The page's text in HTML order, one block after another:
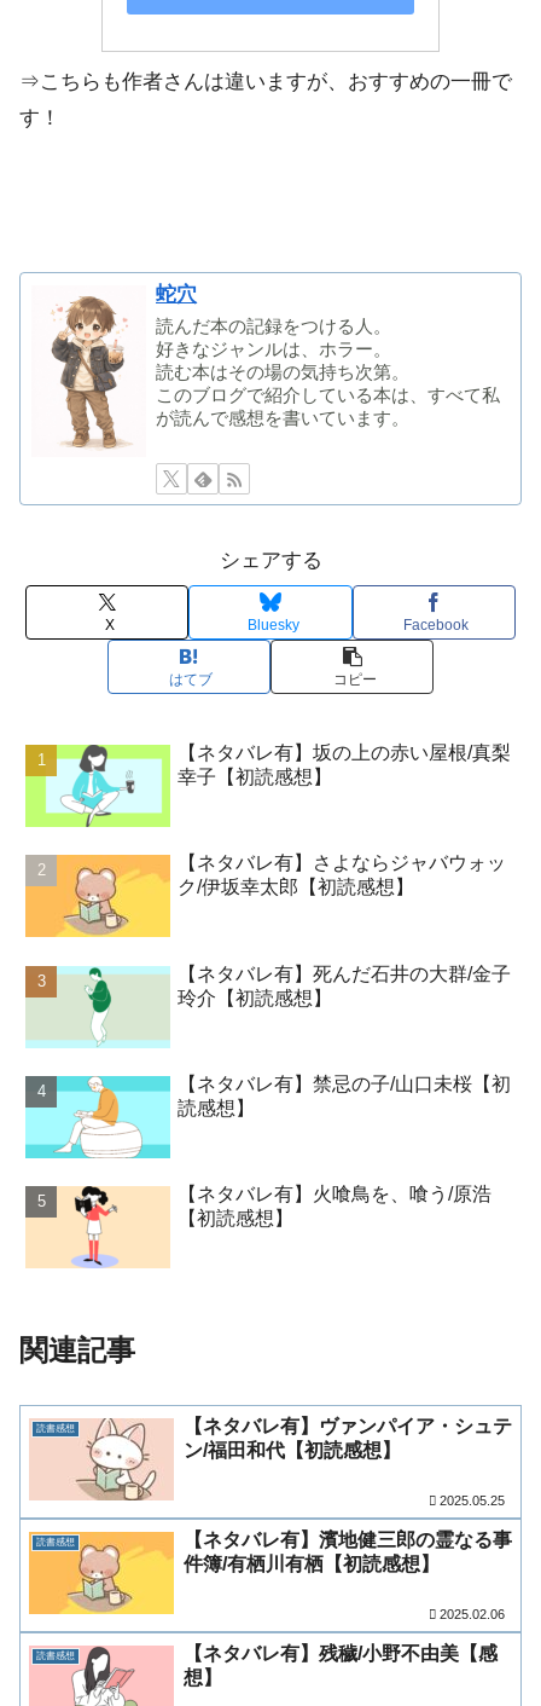
⇒こちらも作者さんは違いますが、おすすめの一冊で
す！
蛇穴
読んだ本の記録をつける人。
好きなジャンルは、ホラー。
読む本はその場の気持ち次第。
このブログで紹介している本は、すべて私
が読んで感想を書いています。
シェアする
X Bluesky Facebook
はてブ コピー
【ネタバレ有】坂の上の赤い屋根/真梨
幸子【初読感想】
【ネタバレ有】さよならジャバウォッ
ク/伊坂幸太郎【初読感想】
【ネタバレ有】死んだ石井の大群/金子
玲介【初読感想】
【ネタバレ有】禁忌の子/山口未桜【初
読感想】
【ネタバレ有】火喰鳥を、喰う/原浩
【初読感想】
関連記事
読書感想
【ネタバレ有】ヴァンパイア・シュテ
ン/福田和代【初読感想】
2025.05.25
読書感想
【ネタバレ有】濱地健三郎の霊なる事
件簿/有栖川有栖【初読感想】
2025.02.06
読書感想
【ネタバレ有】残穢/小野不由美【感
想】